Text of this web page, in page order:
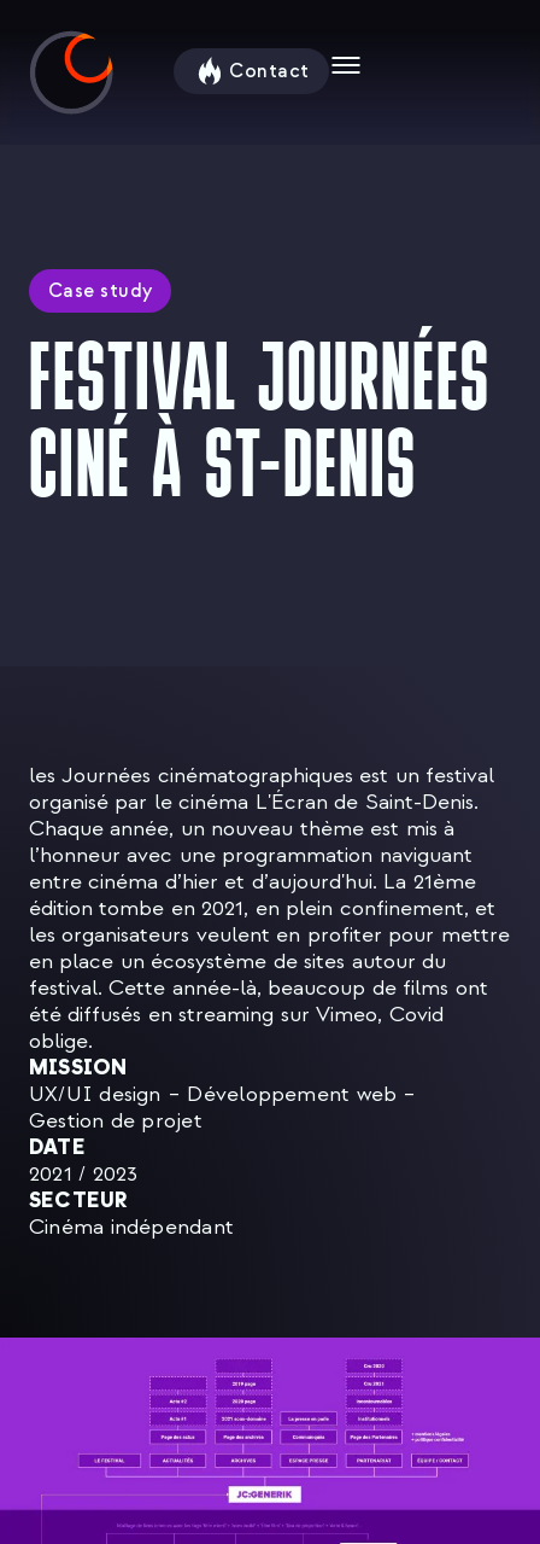
principal
Contact
Case study
FESTIVAL JOURNÉES
CINÉ À ST-DENIS
les Journées cinématographiques est un festival
organisé par le cinéma L'Écran de Saint-Denis.
Chaque année, un nouveau thème est mis à
l’honneur avec une programmation naviguant
entre cinéma d’hier et d’aujourd'hui. La 21ème
édition tombe en 2021, en plein confinement, et
les organisateurs veulent en profiter pour mettre
en place un écosystème de sites autour du
festival. Cette année-là, beaucoup de films ont
été diffusés en streaming sur Vimeo, Covid
oblige.
MISSION
UX/UI design – Développement web –
Gestion de projet
DATE
2021 / 2023
SECTEUR
Cinéma indépendant